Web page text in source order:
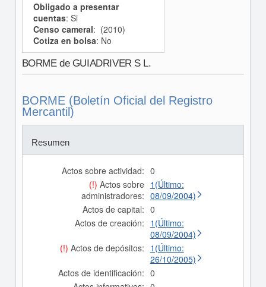
Obligado a presentar
cuentas: Si
Censo cameral: (2010)
Cotiza en bolsa: No
BORME de GUIADRIVER S L.
BORME (Boletín Oficial del Registro
Mercantil)
Resumen
Actos sobre actividad: 0
(!) Actos sobre
administradores:
1(Último:
08/09/2004)
Actos de capital: 0
Actos de creación: 1(Último:
08/09/2004)
(!) Actos de depósitos: 1(Último:
26/10/2005)
Actos de identificación: 0